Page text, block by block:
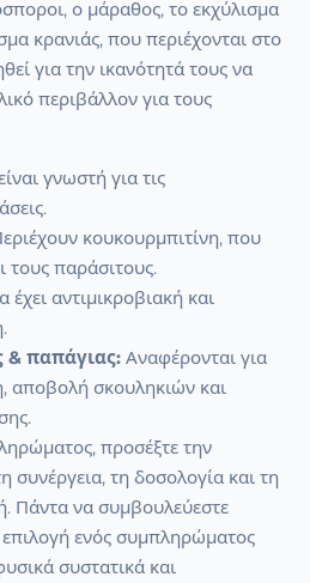
ο μάραθος, το εκχύλισμα
κρανιάς, που περιέχονται στο
για την ικανότητά τους να
περιβάλλον για τους
γνωστή για τις
κουκουρμπιτίνη, που
τους παράσιτους.
αντιμικροβιακή και
& παπάγιας: Αναφέρονται για
αποβολή σκουληκιών και
προσέξτε την
συνέργεια, τη δοσολογία και τη
Πάντα να συμβουλεύεστε
επιλογή ενός συμπληρώματος
συστατικά και